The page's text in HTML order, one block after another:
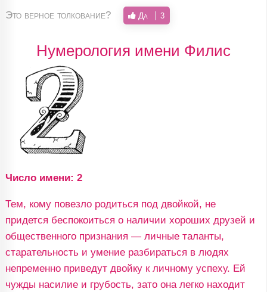
Это верное толкование? Да 3
Нумерология имени Филис
Число имени: 2
Тем, кому повезло родиться под двойкой, не
придется беспокоиться о наличии хороших друзей и
общественного признания — личные таланты,
старательность и умение разбираться в людях
непременно приведут двойку к личному успеху. Ей
чужды насилие и грубость, зато она легко находит